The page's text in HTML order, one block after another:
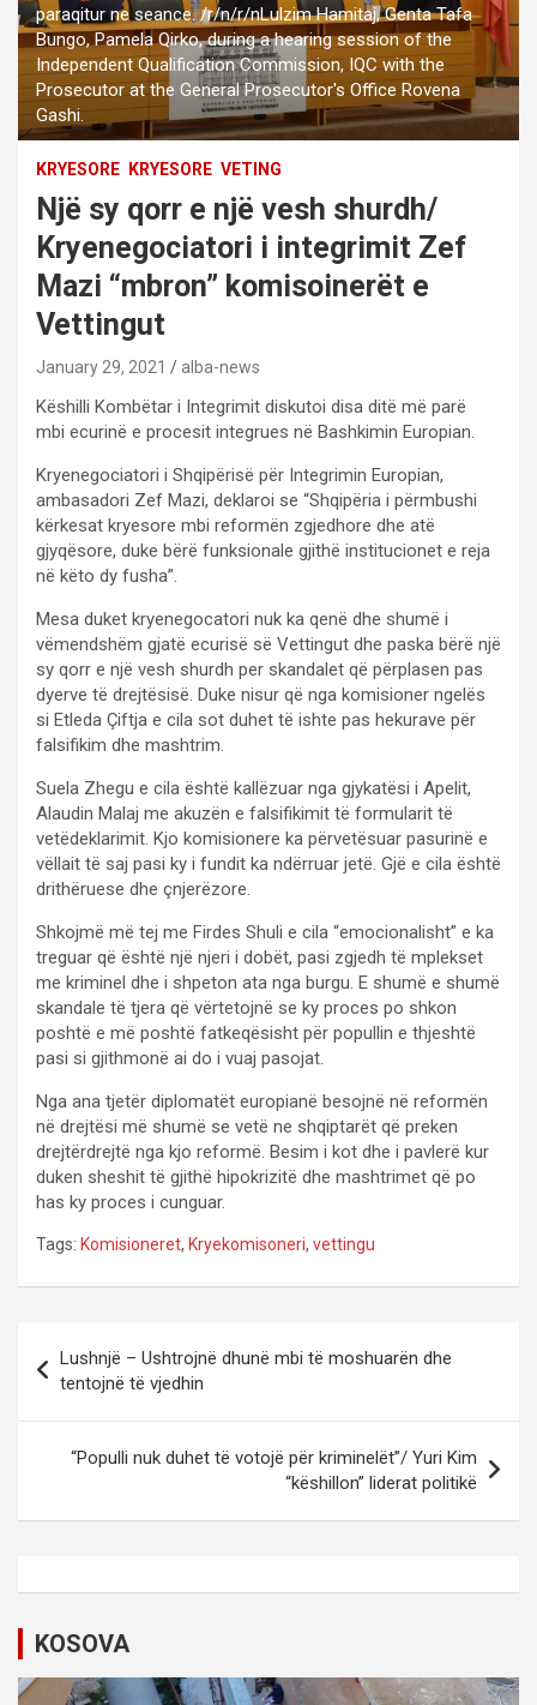
paraqitur ne seance. /r/n/r/nLulzim Hamitaj, Genta Tafa
Bungo, Pamela Qirko, during a hearing session of the
Independent Qualification Commission, IQC with the
Prosecutor at the General Prosecutor's Office Rovena
Gashi.
KRYESORE KRYESORE VETING
Një sy qorr e një vesh shurdh/
Kryenegociatori i integrimit Zef
Mazi “mbron” komisoinerët e
Vettingut
January 29, 2021 alba-news
Këshilli Kombëtar i Integrimit diskutoi disa ditë më parë
mbi ecurinë e procesit integrues në Bashkimin Europian.
Kryenegociatori i Shqipërisë për Integrimin Europian,
ambasadori Zef Mazi, deklaroi se “Shqipëria i përmbushi
kërkesat kryesore mbi reformën zgjedhore dhe atë
gjyqësore, duke bërë funksionale gjithë institucionet e reja
në këto dy fusha”.
Mesa duket kryenegocatori nuk ka qenë dhe shumë i
vëmendshëm gjatë ecurisë së Vettingut dhe paska bërë një
sy qorr e një vesh shurdh per skandalet që përplasen pas
dyerve të drejtësisë. Duke nisur që nga komisioner ngelës
si Etleda Çiftja e cila sot duhet të ishte pas hekurave për
falsifikim dhe mashtrim.
Suela Zhegu e cila është kallëzuar nga gjykatësi i Apelit,
Alaudin Malaj me akuzën e falsifikimit të formularit të
vetëdeklarimit. Kjo komisionere ka përvetësuar pasurinë e
vëllait të saj pasi ky i fundit ka ndërruar jetë. Gjë e cila është
drithëruese dhe çnjerëzore.
Shkojmë më tej me Firdes Shuli e cila “emocionalisht” e ka
treguar që është një njeri i dobët, pasi zgjedh të mplekset
me kriminel dhe i shpeton ata nga burgu. E shumë e shumë
skandale të tjera që vërtetojnë se ky proces po shkon
poshtë e më poshtë fatkeqësisht për popullin e thjeshtë
pasi si gjithmonë ai do i vuaj pasojat.
Nga ana tjetër diplomatët europianë besojnë në reformën
në drejtësi më shumë se vetë ne shqiptarët që preken
drejtërdrejtë nga kjo reformë. Besim i kot dhe i pavlerë kur
duken sheshit të gjithë hipokrizitë dhe mashtrimet që po
has ky proces i cunguar.
Tags: Komisioneret, Kryekomisoneri, vettingu
s
a
a
Lushnjë – Ushtrojnë dhunë mbi të moshuarën dhe
tentojnë të vjedhin
“Populli nuk duhet të votojë për kriminelët”/ Yuri Kim
“këshillon” liderat politikë
KOSOVA